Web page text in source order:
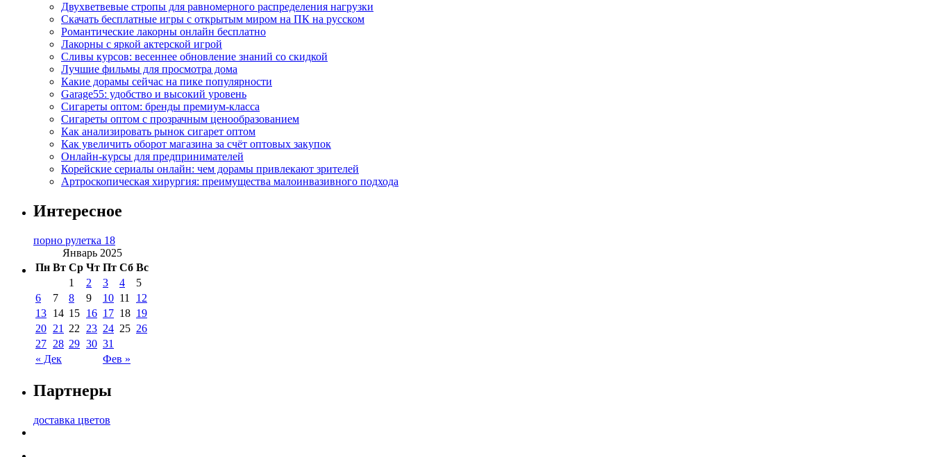
Двухветвевые стропы для равномерного распределения нагрузки
Скачать бесплатные игры с открытым миром на ПК на русском
Романтические лакорны онлайн бесплатно
Лакорны с яркой актерской игрой
Сливы курсов: весеннее обновление знаний со скидкой
Лучшие фильмы для просмотра дома
Какие дорамы сейчас на пике популярности
Garage55: удобство и высокий уровень
Сигареты оптом: бренды премиум-класса
Сигареты оптом с прозрачным ценообразованием
Как анализировать рынок сигарет оптом
Как увеличить оборот магазина за счёт оптовых закупок
Онлайн-курсы для предпринимателей
Корейские сериалы онлайн: чем дорамы привлекают зрителей
Артроскопическая хирургия: преимущества малоинвазивного подхода
Интересное
порно рулетка 18
Январь 2025
Пн Вт Ср Чт Пт Сб Вс
« Дек Фев »
1 2 3 4
5
6
7 8 9 10 11
12
13 14 15 16 17 18 19
20 21 22 23 24 25 26
27 28 29 30 31
Партнеры
доставка цветов